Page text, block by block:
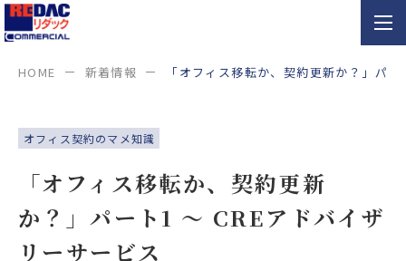
HOME 新着情報 「オフィス移転か、契約更新か？」パ
オフィス契約のマメ知識
「オフィス移転か、契約更新
か？」パート1 ～ CREアドバイザ
リーサービス